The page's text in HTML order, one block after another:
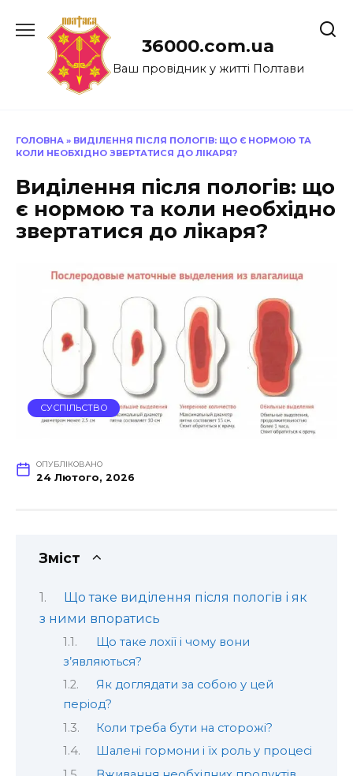
до
36000.com.ua
Ваш провідник у житті Полтави
ГОЛОВНА » ВИДІЛЕННЯ ПІСЛЯ ПОЛОГІВ: ЩО Є НОРМОЮ ТА
КОЛИ НЕОБХІДНО ЗВЕРТАТИСЯ ДО ЛІКАРЯ?
Виділення після пологів: що
є нормою та коли необхідно
звертатися до лікаря?
СУСПІЛЬСТВО
ОПУБЛІКОВАНО
24 Лютого, 2026
Зміст
Що таке виділення після пологів і як
з ними впоратись
Що таке лохії і чому вони
з’являються?
Як доглядати за собою у цей
період?
Коли треба бути на сторожі?
Шалені гормони і їх роль у процесі